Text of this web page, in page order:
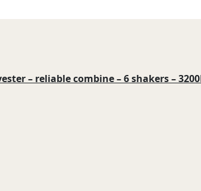
– reliable combine – 6 shakers –